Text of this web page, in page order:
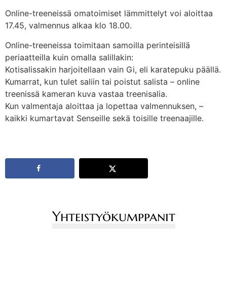
Online-treeneissä omatoimiset lämmittelyt voi aloittaa
17.45, valmennus alkaa klo 18.00.
Online-treeneissa toimitaan samoilla perinteisillä
periaatteilla kuin omalla salillakin:
Kotisalissakin harjoitellaan vain Gi, eli karatepuku päällä.
Kumarrat, kun tulet saliin tai poistut salista – online
treenissä kameran kuva vastaa treenisalia.
Kun valmentaja aloittaa ja lopettaa valmennuksen, –
kaikki kumartavat Senseille sekä toisille treenaajille.
Yhteistyökumppanit